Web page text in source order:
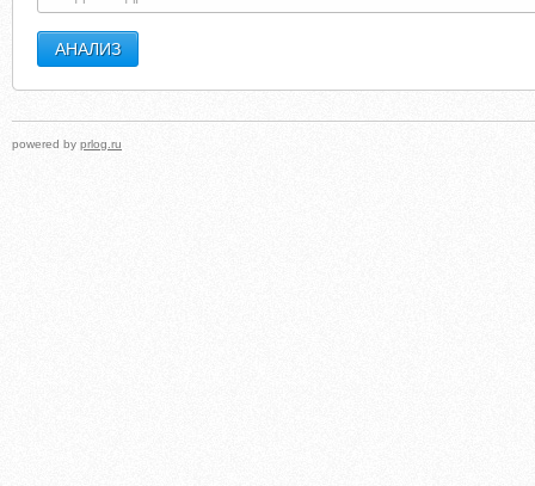
powered by prlog.ru